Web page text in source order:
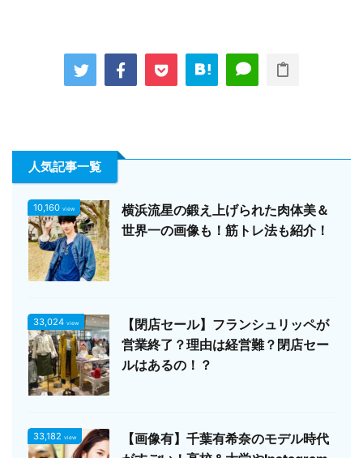
人気記事一覧
10,160 view
横浜流星の鍛え上げられた肉体美＆
世界一の画像も！筋トレ法も紹介！
33,024 view
【閉店セール】フランシュリッペが
営業終了？理由は経営難？閉店セー
ルはあるの！？
33,182 view
【画像有】千葉有希奈のモデル時代